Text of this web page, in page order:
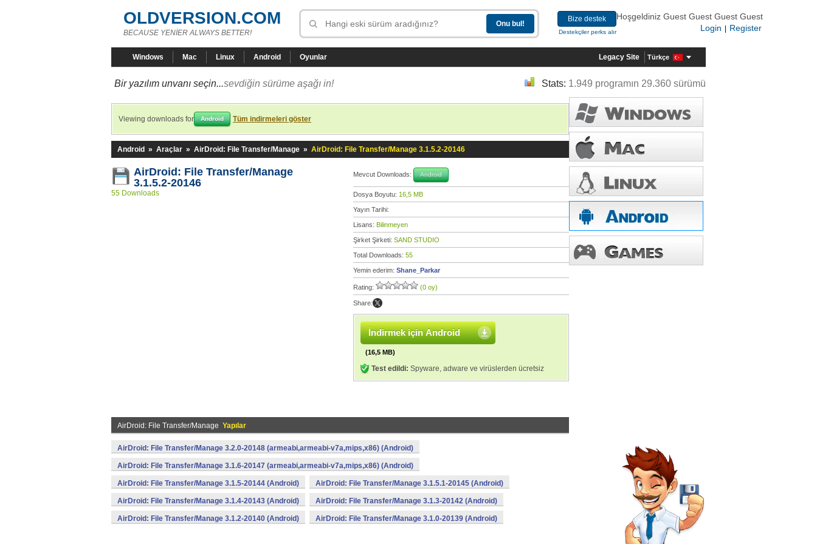
OLDVERSION.COM
BECAUSE YENİER ALWAYS BETTER!
Bize destek
Destekçiler perks alır
Hoşgeldiniz Guest Guest Guest Guest
Login
Register
Windows Mac Linux Android Oyunlar Legacy Site Türkçe
Bir yazılım unvanı seçin...sevdiğin sürüme aşağı in! Stats: 1.949 programın 29.360 sürümü
Viewing downloads for Android Tüm indirmeleri göster
Android » Araçlar » AirDroid: File Transfer/Manage » AirDroid: File Transfer/Manage 3.1.5.2-20146
AirDroid: File Transfer/Manage
3.1.5.2-20146
55 Downloads
Mevcut Downloads: Android
Dosya Boyutu: 16,5 MB
Yayın Tarihi:
Lisans: Bilinmeyen
Şirket Şirketi: SAND STUDIO
Total Downloads: 55
Yemin ederim: Shane_Parkar
Rating: (0 oy)
Share:
İndirmek için Android
(16,5 MB)
Test edildi: Spyware, adware ve virüslerden ücretsiz
AirDroid: File Transfer/Manage Yapılar
AirDroid: File Transfer/Manage 3.2.0-20148 (armeabi,armeabi-v7a,mips,x86) (Android)
AirDroid: File Transfer/Manage 3.1.6-20147 (armeabi,armeabi-v7a,mips,x86) (Android)
AirDroid: File Transfer/Manage 3.1.5-20144 (Android) AirDroid: File Transfer/Manage 3.1.5.1-20145 (Android)
AirDroid: File Transfer/Manage 3.1.4-20143 (Android) AirDroid: File Transfer/Manage 3.1.3-20142 (Android)
AirDroid: File Transfer/Manage 3.1.2-20140 (Android) AirDroid: File Transfer/Manage 3.1.0-20139 (Android)